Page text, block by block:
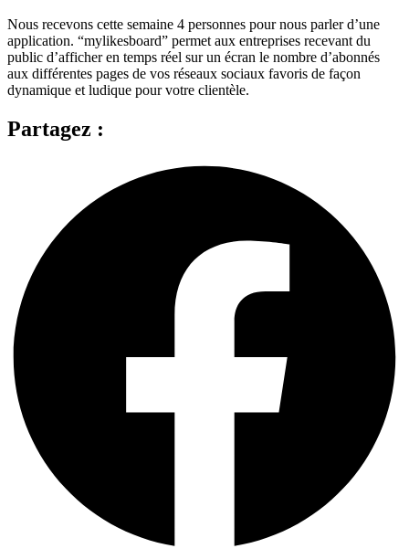
Nous recevons cette semaine 4 personnes pour nous parler d’une
application. “mylikesboard” permet aux entreprises recevant du
public d’afficher en temps réel sur un écran le nombre d’abonnés
aux différentes pages de vos réseaux sociaux favoris de façon
dynamique et ludique pour votre clientèle.
Partagez :